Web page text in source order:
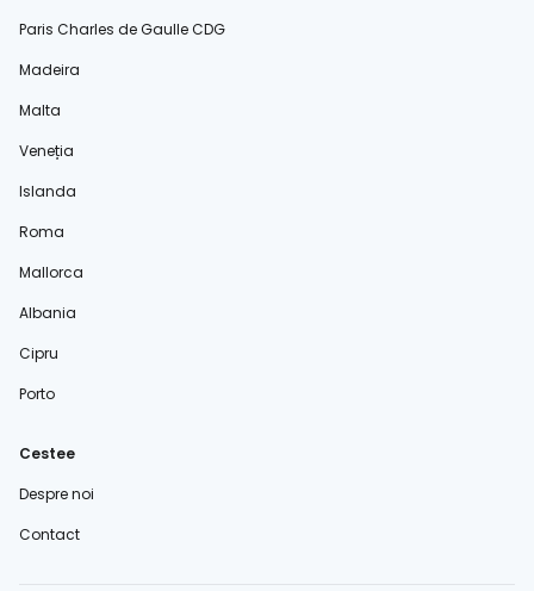
Paris Charles de Gaulle CDG
Madeira
Malta
Veneția
Islanda
Roma
Mallorca
Albania
Cipru
Porto
Cestee
Despre noi
Contact